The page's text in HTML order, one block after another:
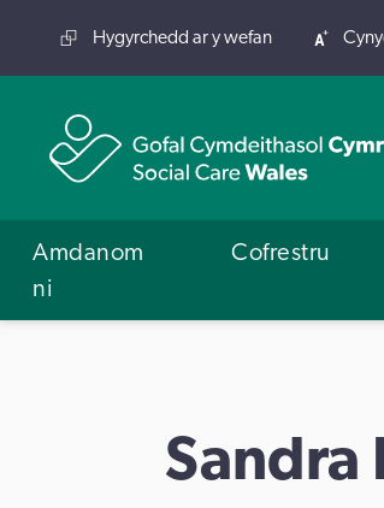
Hygyrchedd ar y wefan
Amdanom
ni
Cofrestru
Sandra